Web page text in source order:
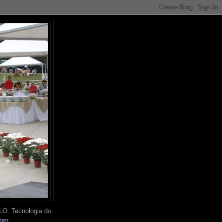
Tecnologia do
.